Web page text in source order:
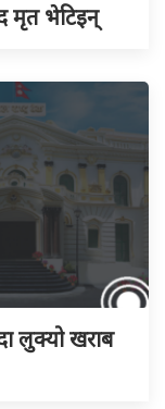
मृत भेटिइन्
लुक्यो खराब